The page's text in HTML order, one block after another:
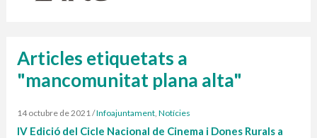
Articles etiquetats a
"mancomunitat plana alta"
14 octubre de 2021/Infoajuntament, Notícies
IV Edició del Cicle Nacional de Cinema i Dones Rurals a